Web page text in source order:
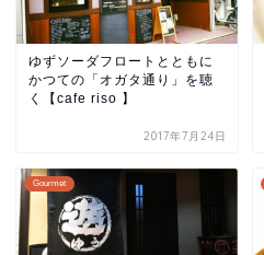
ゆずソーダフロートとともに
かつての「オガタ通り」を聴
く【cafe riso 】
2017年7月24日
Gourmet